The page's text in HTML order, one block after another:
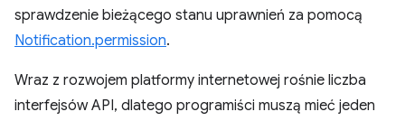
sprawdzenie bieżącego stanu uprawnień za pomocą
Notification.permission.
Wraz z rozwojem platformy internetowej rośnie liczba
interfejsów API, dlatego programiści muszą mieć jeden